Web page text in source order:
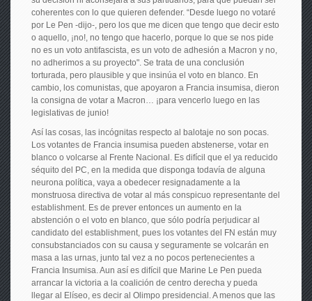
coherentes con lo que quieren defender. “Desde luego no votaré
por Le Pen -dijo-, pero los que me dicen que tengo que decir esto
o aquello, ¡no!, no tengo que hacerlo, porque lo que se nos pide
no es un voto antifascista, es un voto de adhesión a Macron y no,
no adherimos a su proyecto". Se trata de una conclusión
torturada, pero plausible y que insinúa el voto en blanco. En
cambio, los comunistas, que apoyaron a Francia insumisa, dieron
la consigna de votar a Macron… ¡para vencerlo luego en las
legislativas de junio!
Así las cosas, las incógnitas respecto al balotaje no son pocas.
Los votantes de Francia insumisa pueden abstenerse, votar en
blanco o volcarse al Frente Nacional. Es difícil que el ya reducido
séquito del PC, en la medida que disponga todavía de alguna
neurona política, vaya a obedecer resignadamente a la
monstruosa directiva de votar al más conspicuo representante del
establishment. Es de prever entonces un aumento en la
abstención o el voto en blanco, que sólo podría perjudicar al
candidato del establishment, pues los votantes del FN están muy
consubstanciados con su causa y seguramente se volcarán en
masa a las urnas, junto tal vez a no pocos pertenecientes a
Francia Insumisa. Aun así es difícil que Marine Le Pen pueda
arrancar la victoria a la coalición de centro derecha y pueda
llegar al Elíseo, es decir al Olimpo presidencial. A menos que las